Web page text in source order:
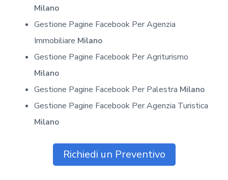
Milano
Gestione Pagine Facebook Per Agenzia
Immobiliare Milano
Gestione Pagine Facebook Per Agriturismo
Milano
Gestione Pagine Facebook Per Palestra Milano
Gestione Pagine Facebook Per Agenzia Turistica
Milano
Richiedi un Preventivo